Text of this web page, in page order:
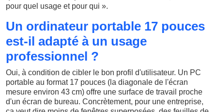
pour quel usage et pour qui ».
Un ordinateur portable 17 pouces
est-il adapté à un usage
professionnel ?
Oui, à condition de cibler le bon profil d'utilisateur. Un PC
portable au format 17 pouces (la diagonale de l'écran
mesure environ 43 cm) offre une surface de travail proche
d'un écran de bureau. Concrètement, pour une entreprise,